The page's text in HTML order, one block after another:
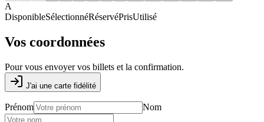
A
DisponibleSélectionnéRéservéPrisUtilisé
Vos coordonnées
Pour vous envoyer vos billets et la confirmation.
J'ai une carte fidélité
Prénom Nom